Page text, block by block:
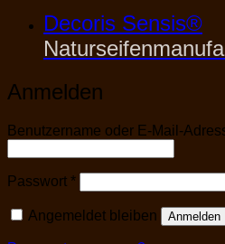
Decoris Sensis®
Anmelden
Benutzername oder E-Mail-
Passwort *Erforderlich
Angemeldet bleiben Anmelden